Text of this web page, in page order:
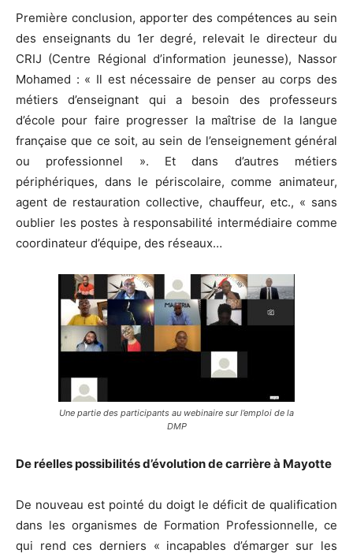
Première conclusion, apporter des compétences au sein
des enseignants du 1er degré, relevait le directeur du
CRIJ (Centre Régional d’information jeunesse), Nassor
Mohamed : « Il est nécessaire de penser au corps des
métiers d’enseignant qui a besoin des professeurs
d’école pour faire progresser la maîtrise de la langue
française que ce soit, au sein de l’enseignement général
ou professionnel ». Et dans d’autres métiers
périphériques, dans le périscolaire, comme animateur,
agent de restauration collective, chauffeur, etc., « sans
oublier les postes à responsabilité intermédiaire comme
coordinateur d’équipe, des réseaux…
Une partie des participants au webinaire sur l’emploi de la
DMP
De réelles possibilités d’évolution de carrière à Mayotte
De nouveau est pointé du doigt le déficit de qualification
dans les organismes de Formation Professionnelle, ce
qui rend ces derniers « incapables d’émarger sur les